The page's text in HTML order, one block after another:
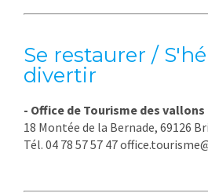
Se restaurer /
divertir
- Office de Tourisme des vallons
18 Montée de la Bernade, 69126
Tél. 04 78 57 57 47